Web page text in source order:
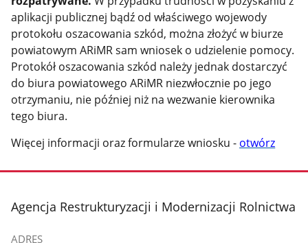
aplikacji publicznej bądź od właściwego wojewody
protokołu oszacowania szkód, można złożyć w biurze
powiatowym ARiMR sam wniosek o udzielenie pomocy.
Protokół oszacowania szkód należy jednak dostarczyć
do biura powiatowego ARiMR niezwłocznie po jego
otrzymaniu, nie później niż na wezwanie kierownika
tego biura.
Więcej informacji oraz formularze wniosku - otwórz
stopka
Agencja Restrukturyzacji i Modernizacji Rolnictwa
ADRES